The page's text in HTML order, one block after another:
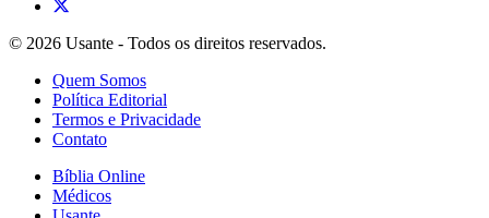
© 2026 Usante - Todos os direitos reservados.
Quem Somos
Política Editorial
Termos e Privacidade
Contato
Bíblia Online
Médicos